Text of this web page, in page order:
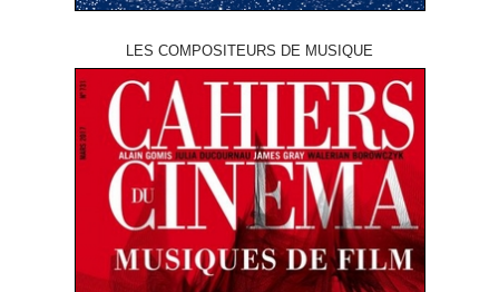
LES COMPOSITEURS DE MUSIQUE